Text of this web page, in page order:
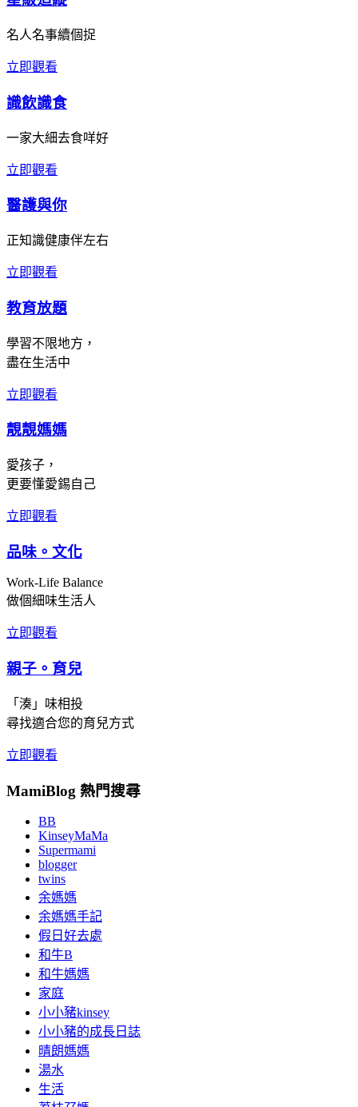
名人名事續個捉
立即觀看
識飲識食
一家大細去食咩好
立即觀看
醫護與你
正知識健康伴左右
立即觀看
教育放題
學習不限地方，
盡在生活中
立即觀看
靚靚媽媽
愛孩子，
更要懂愛錫自己
立即觀看
品味。文化
Work-Life Balance
做個細味生活人
立即觀看
親子。育兒
「湊」味相投
尋找適合您的育兒方式
立即觀看
MamiBlog 熱門搜尋
BB
KinseyMaMa
Supermami
blogger
twins
余媽媽
余媽媽手記
假日好去處
和牛B
和牛媽媽
家庭
小小豬kinsey
小小豬的成長日誌
晴朗媽媽
湯水
生活